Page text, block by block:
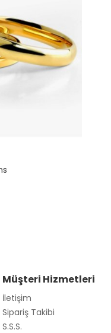
Müşteri Hizmetleri
İletişim
Sipariş Takibi
S.S.S.